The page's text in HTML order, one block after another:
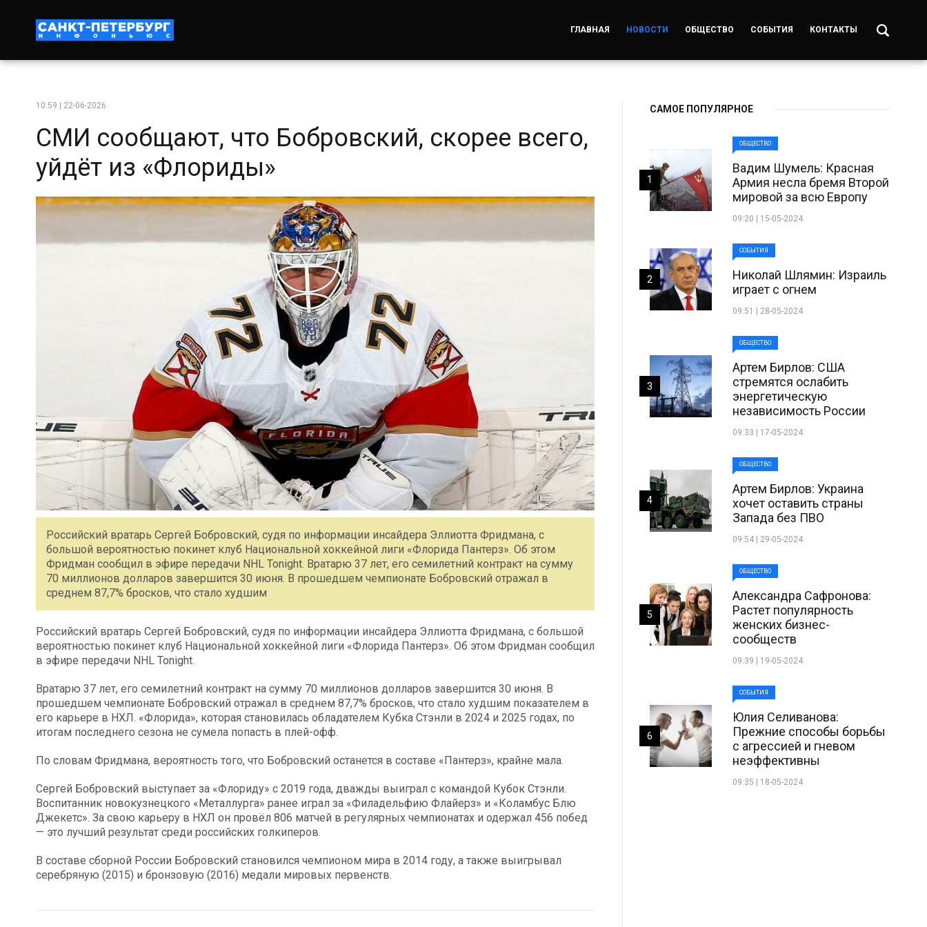
ГЛАВНАЯ НОВОСТИ ОБЩЕСТВО СОБЫТИЯ КОНТАКТЫ
10:59 | 22-06-2026
СМИ сообщают, что Бобровский, скорее всего,
уйдёт из «Флориды»
Российский вратарь Сергей Бобровский, судя по информации инсайдера Эллиотта Фридмана, с
большой вероятностью покинет клуб Национальной хоккейной лиги «Флорида Пантерз». Об этом
Фридман сообщил в эфире передачи NHL Tonight. Вратарю 37 лет, его семилетний контракт на сумму
70 миллионов долларов завершится 30 июня. В прошедшем чемпионате Бобровский отражал в
среднем 87,7% бросков, что стало худшим
Российский вратарь Сергей Бобровский, судя по информации инсайдера Эллиотта Фридмана, с большой
вероятностью покинет клуб Национальной хоккейной лиги «Флорида Пантерз». Об этом Фридман сообщил
в эфире передачи NHL Tonight.
Вратарю 37 лет, его семилетний контракт на сумму 70 миллионов долларов завершится 30 июня. В
прошедшем чемпионате Бобровский отражал в среднем 87,7% бросков, что стало худшим показателем в
его карьере в НХЛ. «Флорида», которая становилась обладателем Кубка Стэнли в 2024 и 2025 годах, по
итогам последнего сезона не сумела попасть в плей-офф.
По словам Фридмана, вероятность того, что Бобровский останется в составе «Пантерз», крайне мала.
Сергей Бобровский выступает за «Флориду» с 2019 года, дважды выиграл с командой Кубок Стэнли.
Воспитанник новокузнецкого «Металлурга» ранее играл за «Филадельфию Флайерз» и «Коламбус Блю
Джекетс». За свою карьеру в НХЛ он провёл 806 матчей в регулярных чемпионатах и одержал 456 побед
— это лучший результат среди российских голкиперов.
В составе сборной России Бобровский становился чемпионом мира в 2014 году, а также выигрывал
серебряную (2015) и бронзовую (2016) медали мировых первенств.
САМОЕ ПОПУЛЯРНОЕ
ОБЩЕСТВО
Вадим Шумель: Красная
Армия несла бремя Второй
мировой за всю Европу
09:20 | 15-05-2024
1
СОБЫТИЯ
Николай Шлямин: Израиль
играет с огнем
09:51 | 28-05-2024
2
ОБЩЕСТВО
Артем Бирлов: США
стремятся ослабить
энергетическую
независимость России
09:33 | 17-05-2024
3
ОБЩЕСТВО
Артем Бирлов: Украина
хочет оставить страны
Запада без ПВО
09:54 | 29-05-2024
4
ОБЩЕСТВО
Александра Сафронова:
Растет популярность
женских бизнес-
сообществ
09:39 | 19-05-2024
5
СОБЫТИЯ
Юлия Селиванова:
Прежние способы борьбы
с агрессией и гневом
неэффективны
09:35 | 18-05-2024
6